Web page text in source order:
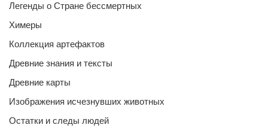
Легенды о Стране бессмертных
Химеры
Коллекция артефактов
Древние знания и тексты
Древние карты
Изображения исчезнувших животных
Остатки и следы людей